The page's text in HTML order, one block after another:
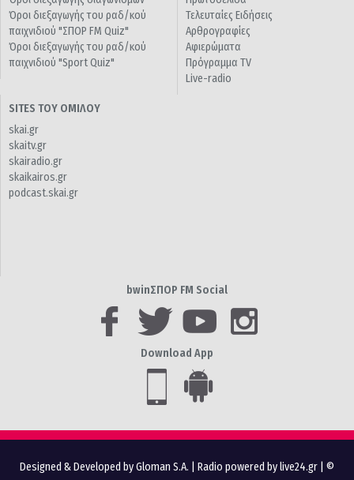
Όροι διεξαγωγής του ραδ/κού
παιχνιδιού "ΣΠΟΡ FM Quiz"
Όροι διεξαγωγής του ραδ/κού
παιχνιδιού "Sport Quiz"
Τελευταίες Ειδήσεις
Αρθρογραφίες
Αφιερώματα
Πρόγραμμα TV
Live-radio
SITES ΤΟΥ ΟΜΙΛΟΥ
skai.gr
skaitv.gr
skairadio.gr
skaikairos.gr
podcast.skai.gr
bwinΣΠΟΡ FM Social
Download App
Designed & Developed by Gloman S.A. Radio powered by live24.gr | ©